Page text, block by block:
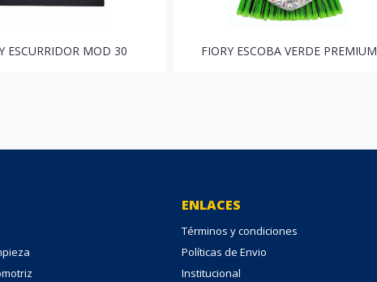
ESCURRIDOR MOD 30 FIORY ESCOBA VERDE PREMIUM
ENLACES
Términos y condiciones
Políticas de Envio
Institucional